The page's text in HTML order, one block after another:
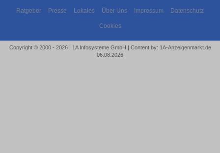
Ratgeber Presse Lokales Über Uns Impressum Datenschutz
Cookies
Copyright © 2000 - 2026 | 1A Infosysteme GmbH | Content by: 1A-Anzeigenmarkt.de
06.08.2026